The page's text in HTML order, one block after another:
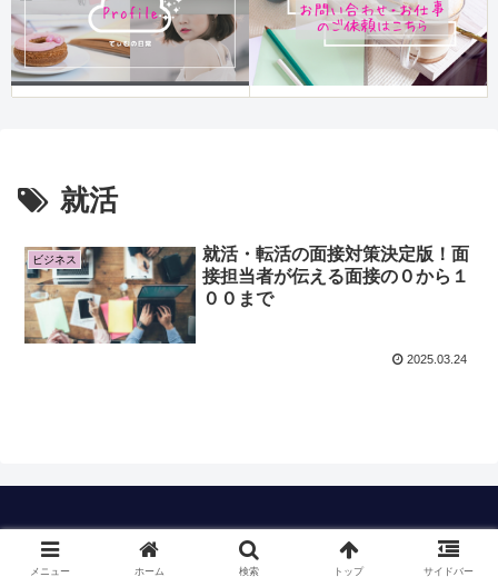
就活
ビジネス
就活・転活の面接対策決定版！面
接担当者が伝える面接の０から１
００まで
2025.03.24
Copyright © 2023 timのおすすめも All Rights Reserved.
メニュー ホーム 検索 トップ サイドバー